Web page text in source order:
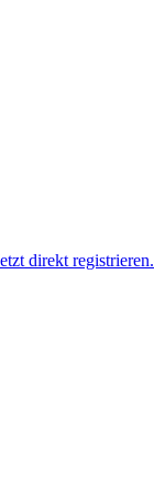
direkt registrieren.